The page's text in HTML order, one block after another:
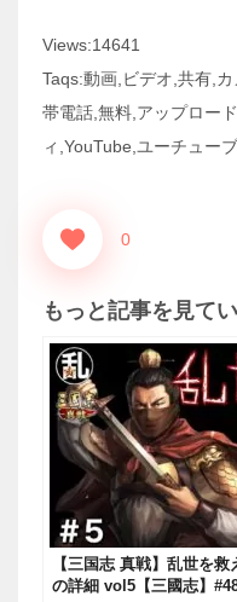
Views:14641
Taqs:動画,ビデオ,共有,
帯電話,無料,アップロー
ィ,YouTube,ユーチューブ
0
もっと記事を見て
【三国志 真戦】乱世を
の詳細 vol5【三國志】